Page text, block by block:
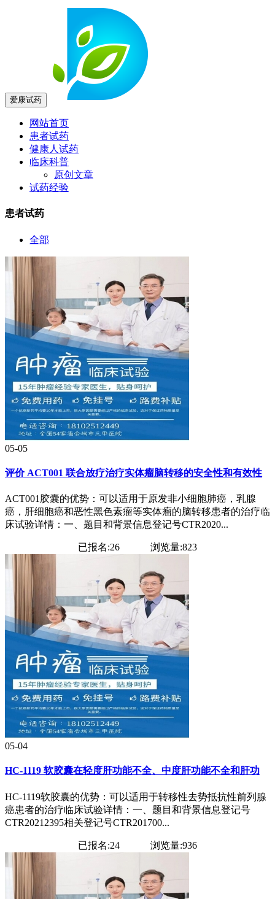
爱康试药
网站首页
患者试药
健康人试药
临床科普
原创文章
试药经验
患者试药
全部
05-05
评价 ACT001 联合放疗治疗实体瘤脑转移的安全性和有效性
ACT001胶囊的优势：可以适用于原发非小细胞肺癌，乳腺
癌，肝细胞癌和恶性黑色素瘤等实体瘤的脑转移患者的治疗临
床试验详情：一、题目和背景信息登记号CTR2020...
已报名:26 浏览量:823
05-04
HC-1119 软胶囊在轻度肝功能不全、中度肝功能不全和肝功
HC-1119软胶囊的优势：可以适用于转移性去势抵抗性前列腺
癌患者的治疗临床试验详情：一、题目和背景信息登记号
CTR20212395相关登记号CTR201700...
已报名:24 浏览量:936